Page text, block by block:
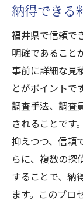
納得できる
福井県で信頼で
明確であること
事前に詳細な見
とがポイントで
調査手法、調査
されることです
抑えつつ、信頼
らに、複数の探
することで、納
ます。このプロ